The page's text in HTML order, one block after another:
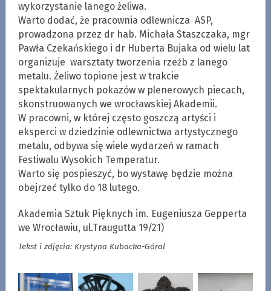
wykorzystanie lanego żeliwa.
Warto dodać, że pracownia odlewnicza ASP,
prowadzona przez dr hab. Michała Staszczaka, mgr
Pawła Czekańskiego i dr Huberta Bujaka od wielu lat
organizuje warsztaty tworzenia rzeźb z lanego
metalu. Żeliwo topione jest w trakcie
spektakularnych pokazów w plenerowych piecach,
skonstruowanych we wrocławskiej Akademii.
W pracowni, w której często goszczą artyści i
eksperci w dziedzinie odlewnictwa artystycznego
metalu, odbywa się wiele wydarzeń w ramach
Festiwalu Wysokich Temperatur.
Warto się pospieszyć, bo wystawę będzie można
obejrzeć tylko do 18 lutego.
Akademia Sztuk Pięknych im. Eugeniusza Gepperta
we Wrocławiu, ul.Traugutta 19/21)
Tekst i zdjęcia: Krystyna Kubacka-Góral